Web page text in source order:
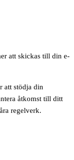
att skickas till din e-
att stödja din
åtkomst till ditt
regelverk.